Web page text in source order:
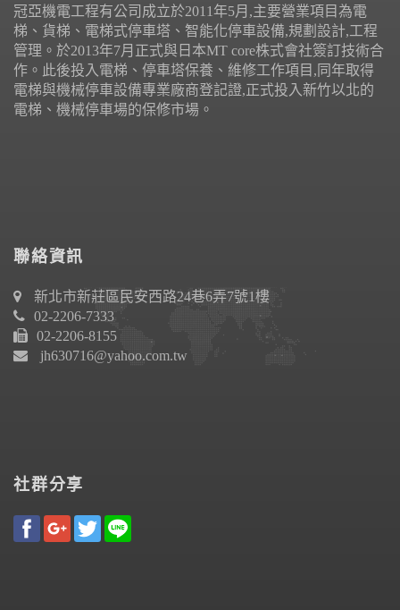
冠亞機電工程有公司成立於2011年5月,主要營業項目為電
梯、貨梯、電梯式停車塔、智能化停車設備,規劃設計,工程
管理。於2013年7月正式與日本MT core株式會社簽訂技術合
作。此後投入電梯、停車塔保養、維修工作項目,同年取得
電梯與機械停車設備專業廠商登記證,正式投入新竹以北的
電梯、機械停車場的保修市場。
聯絡資訊
新北市新莊區民安西路24巷6弄7號1樓
02-2206-7333
02-2206-8155
jh630716@yahoo.com.tw
社群分享